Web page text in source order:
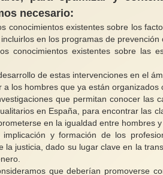
necesario:
conocimientos existentes sobre los
en los programas de prevención
conocimientos existentes sobre las
de estas intervenciones en el
a los hombres que ya están organizados
que permitan conocer las
en España, para encontrar las
en la igualdad entre hombres
implicación y formación de los
la justicia, dado su lugar clave en la
que deberían promoverse